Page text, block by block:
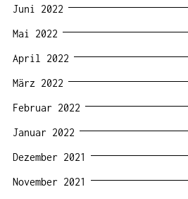
Juni 2022
Mai 2022
April 2022
März 2022
Februar 2022
Januar 2022
Dezember 2021
November 2021